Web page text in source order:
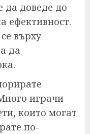
да доведе до
ефективност.
върху
да
играчи
които могат
по-